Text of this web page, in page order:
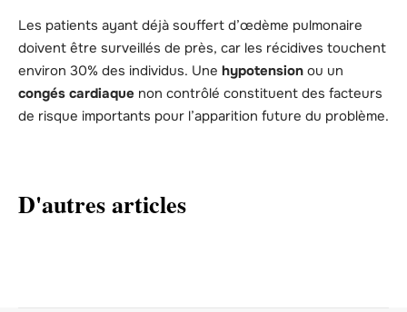
Les patients ayant déjà souffert d’œdème pulmonaire
doivent être surveillés de près, car les récidives touchent
environ 30% des individus. Une hypotension ou un
congés cardiaque non contrôlé constituent des facteurs
de risque importants pour l’apparition future du problème.
D'autres articles